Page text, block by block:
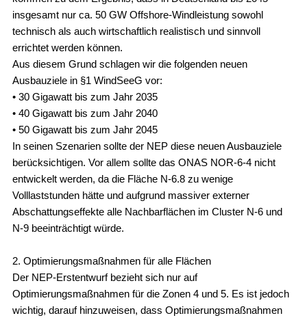
insgesamt nur ca. 50 GW Offshore-Windleistung sowohl
technisch als auch wirtschaftlich realistisch und sinnvoll
errichtet werden können.
Aus diesem Grund schlagen wir die folgenden neuen
Ausbauziele in §1 WindSeeG vor:
• 30 Gigawatt bis zum Jahr 2035
• 40 Gigawatt bis zum Jahr 2040
• 50 Gigawatt bis zum Jahr 2045
In seinen Szenarien sollte der NEP diese neuen Ausbauziele
berücksichtigen. Vor allem sollte das ONAS NOR-6-4 nicht
entwickelt werden, da die Fläche N-6.8 zu wenige
Volllaststunden hätte und aufgrund massiver externer
Abschattungseffekte alle Nachbarflächen im Cluster N-6 und
N-9 beeinträchtigt würde.
2. Optimierungsmaßnahmen für alle Flächen
Der NEP-Erstentwurf bezieht sich nur auf
Optimierungsmaßnahmen für die Zonen 4 und 5. Es ist jedoch
wichtig, darauf hinzuweisen, dass Optimierungsmaßnahmen